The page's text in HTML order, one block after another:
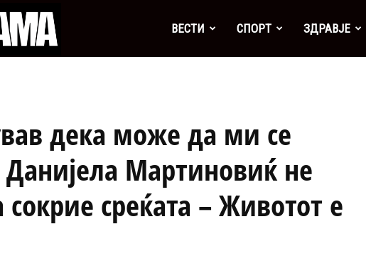
ВЕСТИ СПОРТ ЗДРАВЈЕ
дека може да ми се
Мартиновиќ не
среќата – Животот е